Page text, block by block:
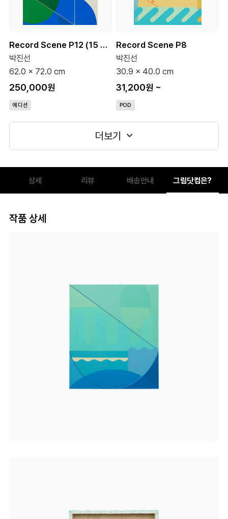
Record Scene P12 (15 Editions)
박진선
62.0 x 72.0 cm
250,000원
에디션
Record Scene P8
박진선
30.9 x 40.0 cm
31,200원 ~
POD
더보기
상세 리뷰 배송안내 그림닷컴은?
작품 상세